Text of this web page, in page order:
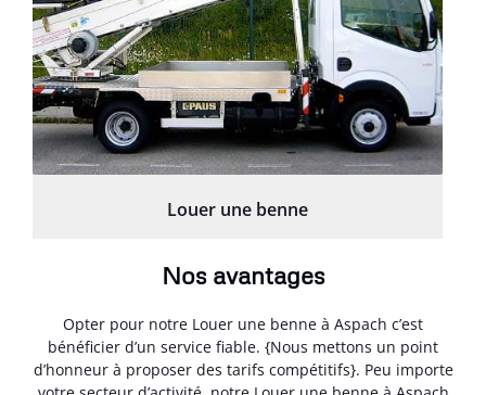
Louer une benne
Nos avantages
Opter pour notre Louer une benne à Aspach c’est
bénéficier d’un service fiable. {Nous mettons un point
d’honneur à proposer des tarifs compétitifs}. Peu importe